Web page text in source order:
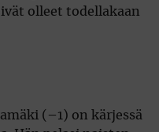
olleet todellakaan
(–1) on kärjessä